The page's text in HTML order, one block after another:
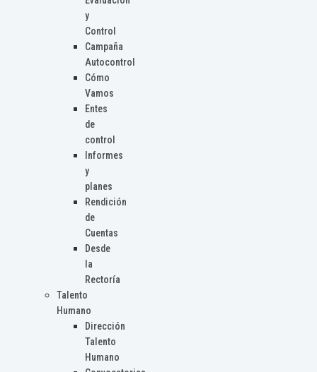
y
Control
Campaña
Autocontrol
Cómo
Vamos
Entes
de
control
Informes
y
planes
Rendición
de
Cuentas
Desde
la
Rectoría
Talento
Humano
Dirección
Talento
Humano